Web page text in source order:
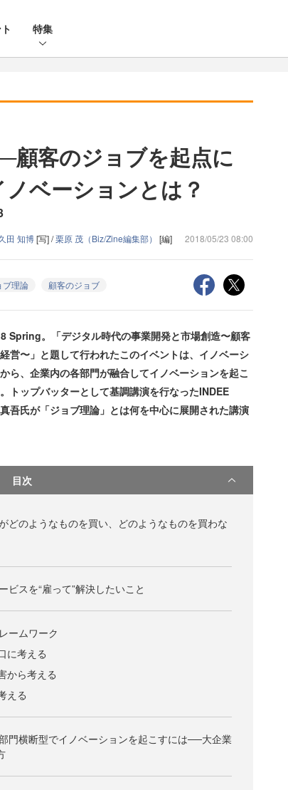
特集
顧客のジョブを起点に
ベーションとは？
田 知博[写] /栗原 茂（Biz/Zine編集部） [編] 2018/05/23 08:00
ブ理論 顧客のジョブ
。「デジタル時代の事業開発と市場創造〜顧客
営〜」と題して行われたこのイベントは、イノベーシ
ら、企業内の各部門が融合してイノベーションを起こ
トップバッターとして基調講演を行なったINDEE
吾氏が「ジョブ理論」とは何を中心に展開された講演
目次
どのようなものを買い、どのようなものを買わな
ビスを“雇って”解決したいこと
ームワーク
に考える
から考える
える
門横断型でイノベーションを起こすには──大企業